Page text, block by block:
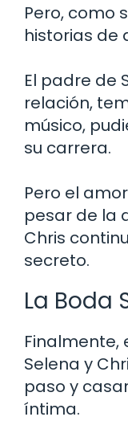
Pero, como
historias de
El padre de
relación,
músico,
su carrera.
Pero el
pesar de la
Chris
secreto.
La Boda
Finalmente,
Selena y
paso y
íntima.